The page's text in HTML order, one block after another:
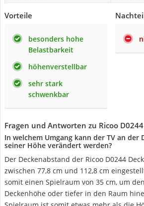
Vorteile
besonders hohe
Belastbarkeit
höhenverstellbar
sehr stark
schwenkbar
Fragen und Antworten zu Ricoo D0244
In welchem Umgang kann der TV an der
seiner Höhe verändert werden?
Der Deckenabstand der Ricoo D0244
zwischen 77,8 cm und 112,8 cm
somit einen Spielraum von 35 cm, um
Deckenhöhe oder tiefer in den Raum